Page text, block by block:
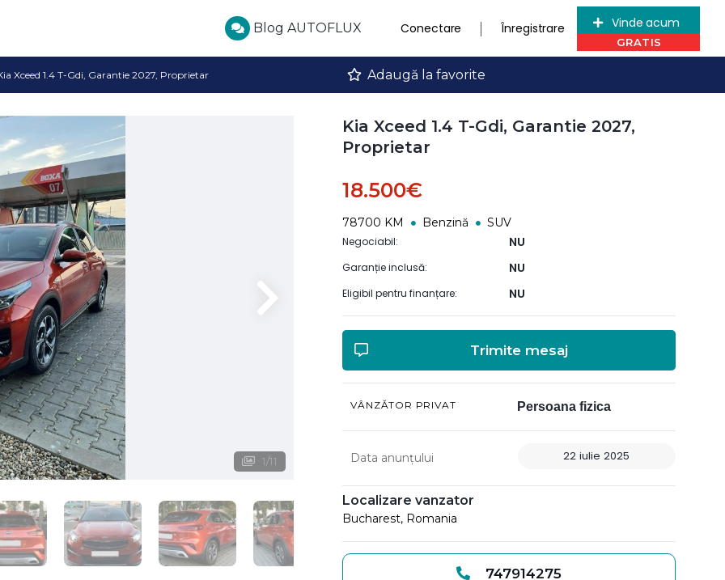
Blog AUTOFLUX Conectare Înregistrare Vinde acum
Xceed 1.4 T-Gdi, Garantie 2027, Proprietar Adaugă la favorite
1/11
Kia Xceed 1.4 T-Gdi, Garantie 2027,
Proprietar
18.500€
78700 KM Benzină SUV
Negociabil: NU
Garanție inclusă: NU
Eligibil pentru finanțare: NU
Trimite mesaj
VÂNZĂTOR PRIVAT Persoana fizica
Data anunțului 22 iulie 2025
Localizare vanzator
Bucharest, Romania
747914275